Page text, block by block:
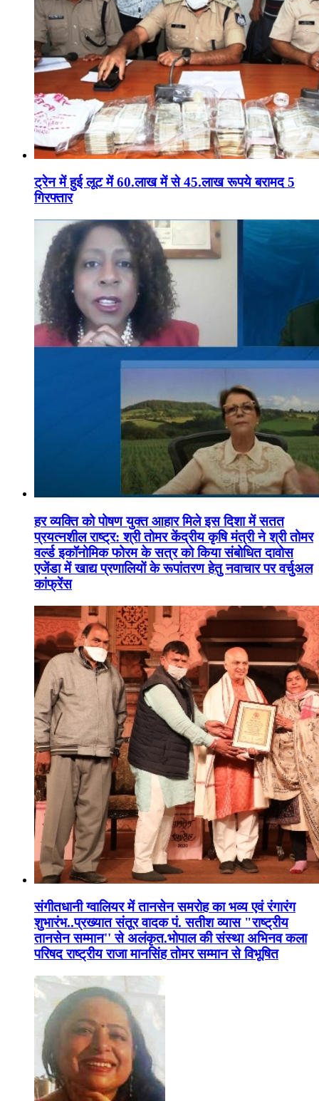
ट्रेन में हुई लूट में 60.लाख में से 45.लाख रूपये बरामद 5
गिरफ्तार
हर व्यक्ति को पोषण युक्त आहार मिले इस दिशा में सतत
प्रयत्नशील राष्ट्र: श्री तोमर केंद्रीय कृषि मंत्री ने श्री तोमर
वर्ल्ड इकॉनोमिक फोरम के सत्र को किया संबोधित दावोस
एजेंडा में खाद्य प्रणालियों के रूपांतरण हेतु नवाचार पर वर्चुअल
कांफ्रेंस
संगीतधानी ग्वालियर में तानसेन समरोह का भव्य एवं रंगारंग
शुभारंभ..प्रख्यात संतूर वादक पं. सतीश व्यास "राष्ट्रीय
तानसेन सम्मान'' से अलंकृत.भोपाल की संस्था अभिनव कला
परिषद राष्ट्रीय राजा मानसिंह तोमर सम्मान से विभूषित